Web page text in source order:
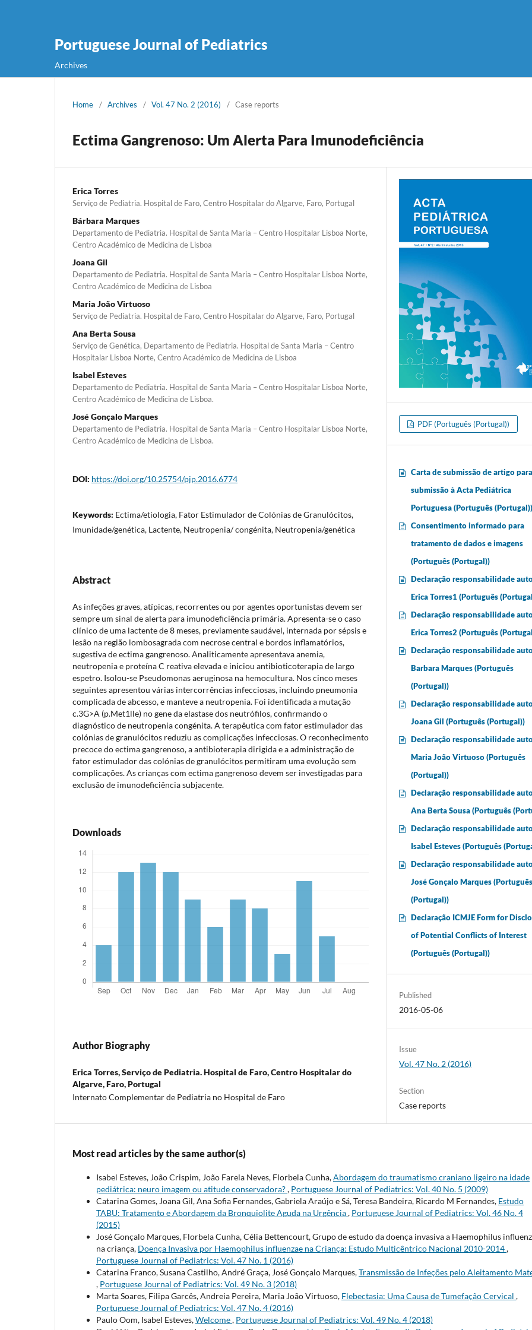
Portuguese Journal of Pediatrics
Archives
Home / Archives / Vol. 47 No. 2 (2016) / Case reports
Ectima Gangrenoso: Um Alerta Para Imunodeficiência
Erica Torres
Serviço de Pediatria. Hospital de Faro, Centro Hospitalar do Algarve, Faro, Portugal
Bárbara Marques
Departamento de Pediatria. Hospital de Santa Maria – Centro Hospitalar Lisboa Norte,
Centro Académico de Medicina de Lisboa
Joana Gil
Departamento de Pediatria. Hospital de Santa Maria – Centro Hospitalar Lisboa Norte,
Centro Académico de Medicina de Lisboa
Maria João Virtuoso
Serviço de Pediatria. Hospital de Faro, Centro Hospitalar do Algarve, Faro, Portugal
Ana Berta Sousa
Serviço de Genética, Departamento de Pediatria. Hospital de Santa Maria – Centro
Hospitalar Lisboa Norte, Centro Académico de Medicina de Lisboa
Isabel Esteves
Departamento de Pediatria. Hospital de Santa Maria – Centro Hospitalar Lisboa Norte,
Centro Académico de Medicina de Lisboa.
José Gonçalo Marques
Departamento de Pediatria. Hospital de Santa Maria – Centro Hospitalar Lisboa Norte,
Centro Académico de Medicina de Lisboa.
DOI: https://doi.org/10.25754/pjp.2016.6774
Keywords: Ectima/etiologia, Fator Estimulador de Colónias de Granulócitos,
Imunidade/genética, Lactente, Neutropenia/ congénita, Neutropenia/genética
Abstract
As infeções graves, atípicas, recorrentes ou por agentes oportunistas devem ser
sempre um sinal de alerta para imunodeficiência primária. Apresenta-se o caso
clínico de uma lactente de 8 meses, previamente saudável, internada por sépsis e
lesão na região lombosagrada com necrose central e bordos inflamatórios,
sugestiva de ectima gangrenoso. Analiticamente apresentava anemia,
neutropenia e proteína C reativa elevada e iniciou antibioticoterapia de largo
espetro. Isolou-se Pseudomonas aeruginosa na hemocultura. Nos cinco meses
seguintes apresentou várias intercorrências infecciosas, incluindo pneumonia
complicada de abcesso, e manteve a neutropenia. Foi identificada a mutação
c.3G>A (p.Met1lle) no gene da elastase dos neutrófilos, confirmando o
diagnóstico de neutropenia congénita. A terapêutica com fator estimulador das
colónias de granulócitos reduziu as complicações infecciosas. O reconhecimento
precoce do ectima gangrenoso, a antibioterapia dirigida e a administração de
fator estimulador das colónias de granulócitos permitiram uma evolução sem
complicações. As crianças com ectima gangrenoso devem ser investigadas para
exclusão de imunodeficiência subjacente.
Downloads
Author Biography
Erica Torres,Serviço de Pediatria. Hospital de Faro, Centro Hospitalar do
Algarve, Faro, Portugal
Internato Complementar de Pediatria no Hospital de Faro
PDF (Português (Portugal))
Carta de submissão de artigo
submissão à Acta Pediátrica
Portuguesa (Português
Consentimento informado para
tratamento de dados e imagens
(Português (Portugal))
Declaração responsabilidade
Erica Torres1 (Português
Declaração responsabilidade
Erica Torres2 (Português
Declaração responsabilidade
Barbara Marques (Português
(Portugal))
Declaração responsabilidade
Joana Gil (Português (Portugal))
Declaração responsabilidade
Maria João Virtuoso (Português
(Portugal))
Declaração responsabilidade
Ana Berta Sousa (Português
Declaração responsabilidade
Isabel Esteves (Português
Declaração responsabilidade
José Gonçalo Marques
(Portugal))
Declaração ICMJE Form for
of Potential Conflicts of Interest
(Português (Portugal))
Published
2016-05-06
Issue
Vol. 47 No. 2 (2016)
Section
Case reports
Most read articles by the same author(s)
Isabel Esteves, João Crispim, João Farela Neves, Florbela Cunha,Abordagem do traumatismo craniano ligeiro na idade
pediátrica: neuro imagem ou atitude conservadora?, Portuguese Journal of Pediatrics: Vol. 40 No. 5 (2009)
Catarina Gomes, Joana Gil, Ana Sofia Fernandes, Gabriela Araújo e Sá, Teresa Bandeira, Ricardo M Fernandes, Estudo
TABU: Tratamento e Abordagem da Bronquiolite Aguda na Urgência, Portuguese Journal of Pediatrics: Vol. 46 No. 4
(2015)
José Gonçalo Marques, Florbela Cunha, Célia Bettencourt, Grupo de estudo da doença invasiva a Haemophilus
na criança, Doença Invasiva por Haemophilus influenzae na Criança: Estudo Multicêntrico Nacional 2010-2014,
Portuguese Journal of Pediatrics: Vol. 47 No. 1 (2016)
Catarina Franco, Susana Castilho, André Graça, José Gonçalo Marques,Transmissão de Infeções pelo Aleitamento
, Portuguese Journal of Pediatrics: Vol. 49 No. 3 (2018)
Marta Soares, Filipa Garcês, Andreia Pereira, Maria João Virtuoso, Flebectasia: Uma Causa de Tumefação Cervical ,
Portuguese Journal of Pediatrics: Vol. 47 No. 4 (2016)
Paulo Oom, Isabel Esteves,Welcome, Portuguese Journal of Pediatrics: Vol. 49 No. 4 (2018)